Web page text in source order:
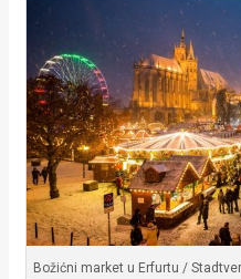
Božićni market u Erfurtu /